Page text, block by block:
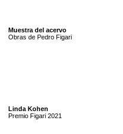
Muestra del acervo
Obras de Pedro Figari
Linda Kohen
Premio Figari 2021